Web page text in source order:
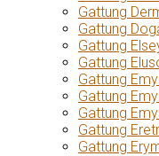
Gattung
Gattung
Gattung
Gattung
Gattung
Gattung
Gattung
Gattung
Gattung